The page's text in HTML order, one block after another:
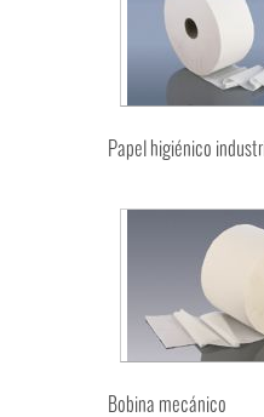
Papel higiénico
Bobina mecánico